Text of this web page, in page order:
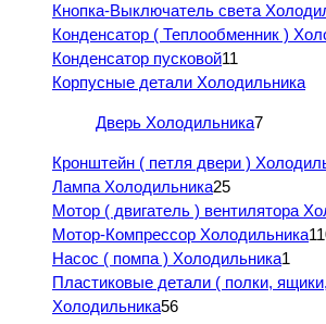
Кнопка-Выключатель света
Конденсатор ( Теплообменник )
Конденсатор пусковой11
Корпусные детали Холодильника
Дверь Холодильника7
Кронштейн ( петля двери )
Лампа Холодильника25
Мотор ( двигатель ) вентилятора
Мотор-Компрессор Холодильника
Насос ( помпа ) Холодильника1
Пластиковые детали ( полки,
Холодильника56